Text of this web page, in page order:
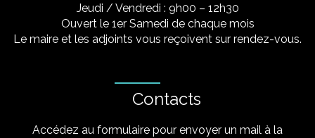
Jeudi / Vendredi : 9h00 – 12h30
Ouvert le 1er Samedi de chaque mois
Le maire et les adjoints vous reçoivent sur rendez-vous.
Contacts
Accédez au formulaire pour envoyer un mail à la